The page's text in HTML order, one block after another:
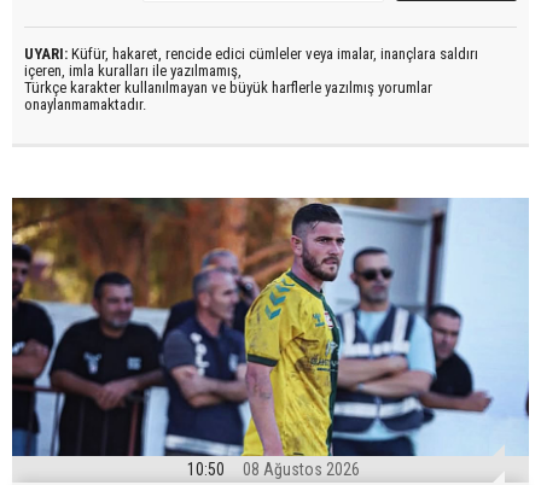
UYARI: Küfür, hakaret, rencide edici cümleler veya imalar, inançlara saldırı
içeren, imla kuralları ile yazılmamış,
Türkçe karakter kullanılmayan ve büyük harflerle yazılmış yorumlar
onaylanmamaktadır.
10:50 08 Ağustos 2026